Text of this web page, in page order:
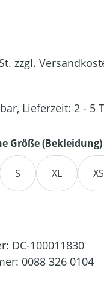
zzgl.
Lieferzeit: 2 - 5
Größe (Bekleidung)
S XL XS
DC-100011830
0088 326 0104